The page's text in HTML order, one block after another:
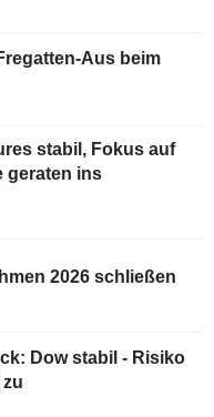
Aus beim
stabil, Fokus auf
geraten ins
2026 schließen
Dow stabil - Risiko